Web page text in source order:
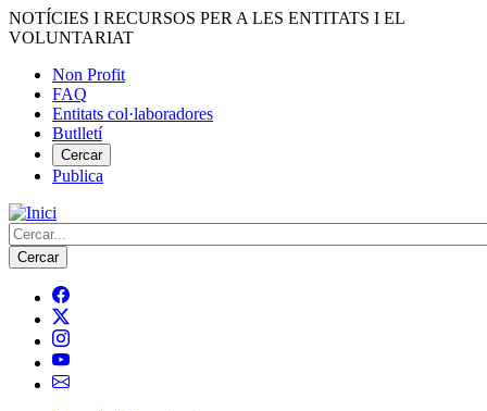
Vés
al
NOTÍCIES I RECURSOS PER A LES ENTITATS I EL
VOLUNTARIAT
Menú
del
compte
d'usuari
Non Profit
FAQ
Entitats col·laboradores
Butlletí
Cercar
Publica
Cerca